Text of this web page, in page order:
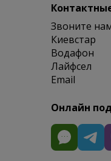
Звоните
Киевстар
Водафон
Лайфсел
Email
Онлайн